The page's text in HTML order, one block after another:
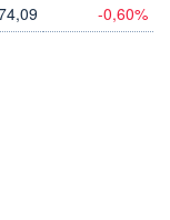
-0,60%